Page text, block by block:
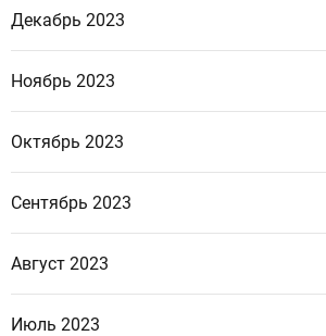
Декабрь 2023
Ноябрь 2023
Октябрь 2023
Сентябрь 2023
Август 2023
Июль 2023